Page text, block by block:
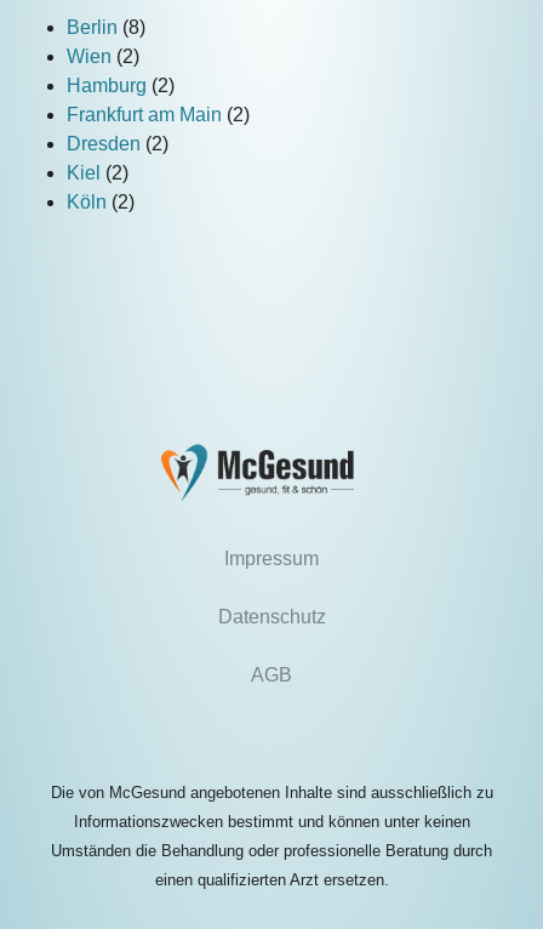
Berlin (8)
Wien (2)
Hamburg (2)
Frankfurt am Main (2)
Dresden (2)
Kiel (2)
Köln (2)
Impressum
Datenschutz
AGB
Die von McGesund angebotenen Inhalte sind ausschließlich zu
Informationszwecken bestimmt und können unter keinen
Umständen die Behandlung oder professionelle Beratung durch
einen qualifizierten Arzt ersetzen.